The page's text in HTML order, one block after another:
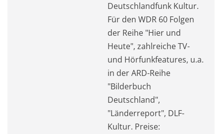
Deutschlandfunk Kultur.
Für den WDR 60 Folgen
der Reihe "Hier und
Heute", zahlreiche TV-
und Hörfunkfeatures, u.a.
in der ARD-Reihe
"Bilderbuch
Deutschland",
"Länderreport", DLF-
Kultur. Preise: